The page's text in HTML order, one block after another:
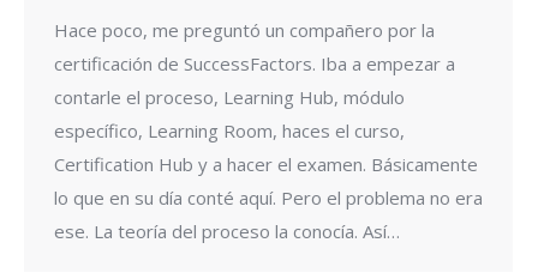
Hace poco, me preguntó un compañero por la
certificación de SuccessFactors. Iba a empezar a
contarle el proceso, Learning Hub, módulo
específico, Learning Room, haces el curso,
Certification Hub y a hacer el examen. Básicamente
lo que en su día conté aquí. Pero el problema no era
ese. La teoría del proceso la conocía. Así…